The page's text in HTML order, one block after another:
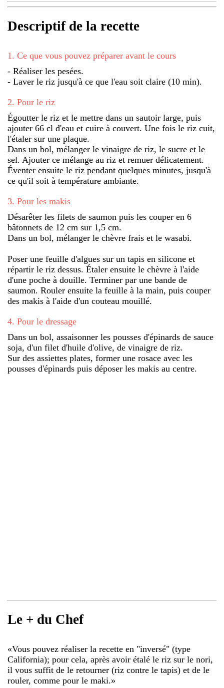
Descriptif de la recette
1 . Ce que vous pouvez préparer avant le cours
- Réaliser les pesées.
- Laver le riz jusqu'à ce que l'eau soit claire (10 min).
2. Pour le riz
Égoutter le riz et le mettre dans un sautoir large, puis
ajouter 66 cl d'eau et cuire à couvert. Une fois le riz cuit,
l'étaler sur une plaque.
Dans un bol, mélanger le vinaigre de riz, le sucre et le
sel. Ajouter ce mélange au riz et remuer délicatement.
Éventer ensuite le riz pendant quelques minutes, jusqu'à
ce qu'il soit à température ambiante.
3. Pour les makis
Désarêter les filets de saumon puis les couper en 6
bâtonnets de 12 cm sur 1,5 cm.
Dans un bol, mélanger le chèvre frais et le wasabi.
Poser une feuille d'algues sur un tapis en silicone et
répartir le riz dessus. Étaler ensuite le chèvre à l'aide
d'une poche à douille. Terminer par une bande de
saumon. Rouler ensuite la feuille à la main, puis couper
des makis à l'aide d'un couteau mouillé.
4. Pour le dressage
Dans un bol, assaisonner les pousses d'épinards de sauce
soja, d'un filet d'huile d'olive, de vinaigre de riz.
Sur des assiettes plates, former une rosace avec les
pousses d'épinards puis déposer les makis au centre.
Le + du Chef
«Vous pouvez réaliser la recette en "inversé" (type
California); pour cela, après avoir étalé le riz sur le nori,
il vous suffit de le retourner (riz contre le tapis) et de le
rouler, comme pour le maki.»